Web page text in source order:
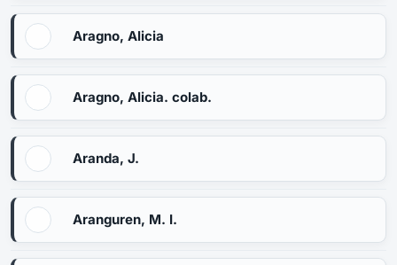
Aragno, Alicia
Aragno, Alicia. colab.
Aranda, J.
Aranguren, M. I.